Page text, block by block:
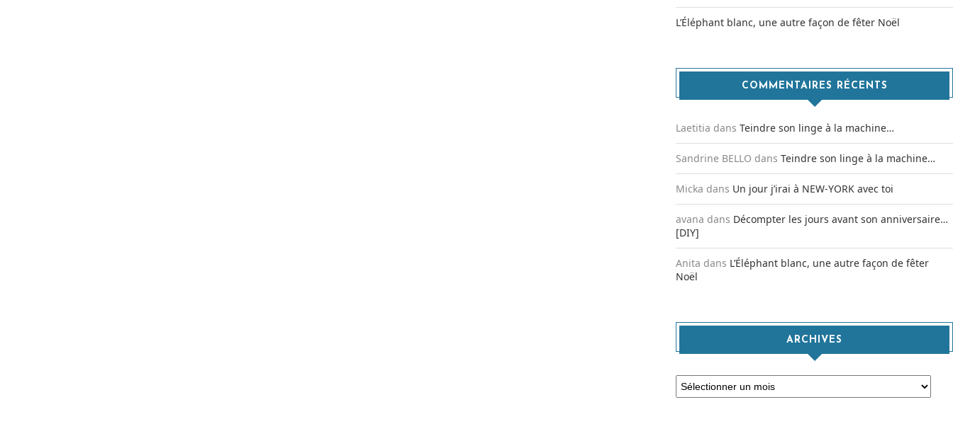
L’Éléphant blanc, une autre façon de fêter Noël
COMMENTAIRES RÉCENTS
Laetitia dansTeindre son linge à la machine…
Sandrine BELLO dansTeindre son linge à la machine…
Micka dans Un jour j’irai à NEW-YORK avec toi
avana dans Décompter les jours avant son anniversaire…
[DIY]
Anita dans L’Éléphant blanc, une autre façon de fêter
Noël
ARCHIVES
Archives